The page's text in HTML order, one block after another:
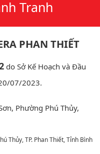
Tranh
PHAN THIẾT
do Sở Kế Hoạch và Đầu
07/2023.
Phường Phú Thủy,
Thủy, TP. Phan Thiết, Tỉnh Bình